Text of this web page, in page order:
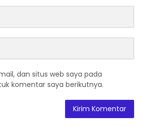
dan situs web saya pada
komentar saya berikutnya.